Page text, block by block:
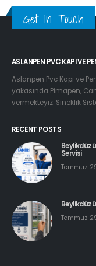
Get In Touch
ASLANPEN PVC KAPI VE
Aslanpen Pvc Kapı ve
yakasında Pimapen,
vermekteyiz. Sineklik
RECENT POSTS
Servisi
Temmuz
Temmuz